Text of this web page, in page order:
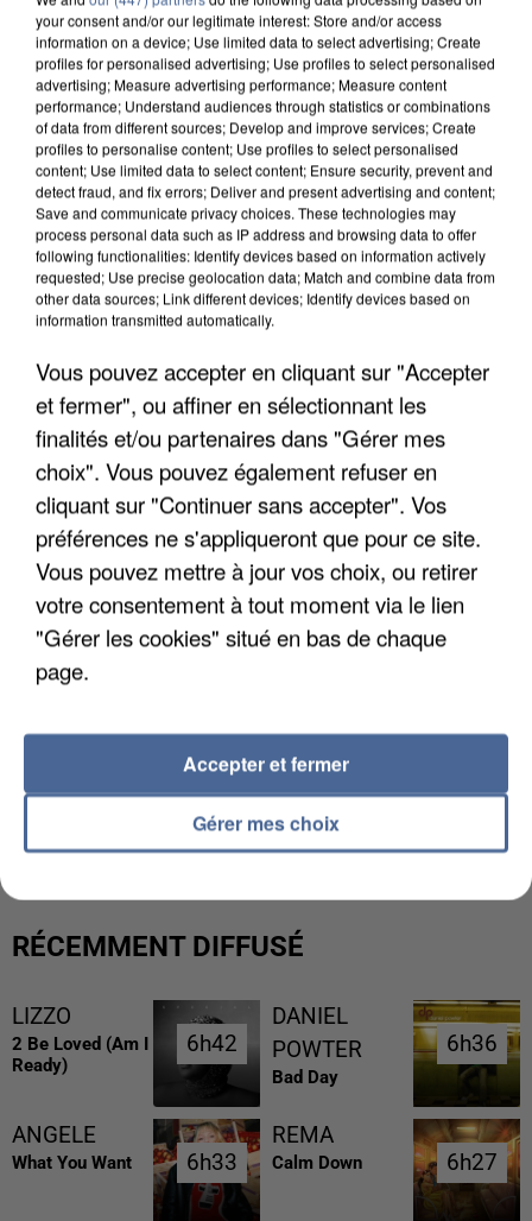
APRÈS TOUTES CES CANICULES, LES REFUGES
DE FAUNE SAUVAGE SONT...
L’UN DES FONDATEURS SUPPOSÉS DE LA DZ
MAFIA INTERPELLÉ EN ALGÉRIE
RÉCEMMENT DIFFUSÉ
LIZZO
2 Be Loved (am I
Ready)
6h42
6h42
DANIEL
POWTER
Bad Day
6h36
6h36
ANGELE
What You Want 6h33
6h33
REMA
Calm Down 6h27
6h27
your consent and/or our legitimate interest: Store and/or access
information on a device; Use limited data to select advertising; Create
profiles for personalised advertising; Use profiles to select personalised
advertising; Measure advertising performance; Measure content
performance; Understand audiences through statistics or combinations
of data from different sources; Develop and improve services; Create
profiles to personalise content; Use profiles to select personalised
content; Use limited data to select content; Ensure security, prevent and
detect fraud, and fix errors; Deliver and present advertising and content;
Save and communicate privacy choices. These technologies may
process personal data such as IP address and browsing data to offer
following functionalities: Identify devices based on information actively
requested; Use precise geolocation data; Match and combine data from
other data sources; Link different devices; Identify devices based on
information transmitted automatically.
Vous pouvez accepter en cliquant sur "Accepter
et fermer", ou affiner en sélectionnant les
finalités et/ou partenaires dans "Gérer mes
choix". Vous pouvez également refuser en
cliquant sur "Continuer sans accepter". Vos
préférences ne s'appliqueront que pour ce site.
Vous pouvez mettre à jour vos choix, ou retirer
votre consentement à tout moment via le lien
"Gérer les cookies" situé en bas de chaque
page.
Gérer mes choix
Accepter et fermer